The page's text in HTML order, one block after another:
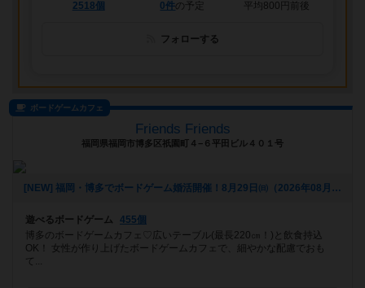
2518個
0件の予定
平均800円前後
フォローする
ボードゲームカフェ
Friends Friends
福岡県福岡市博多区祇園町４−６平田ビル４０１号
[NEW] 福岡・博多でボードゲーム婚活開催！8月29日㈰（2026年08月05日 16時55分）
遊べるボードゲーム
455個
博多のボードゲームカフェ♡広いテーブル(最長220㎝！)と飲食持込
OK！ 女性が作り上げたボードゲームカフェで、細やかな配慮でおも
て...